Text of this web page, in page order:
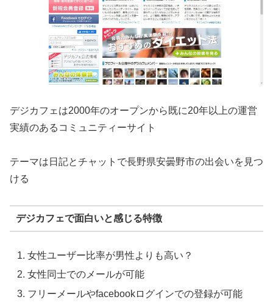
デジカフェは2000年のオープンから既に20年以上の運営
実績のあるコミュニティーサイト
テーマは日記とチャットで長野県安曇野市の出会いを見つ
ける
デジカフェで面白いと感じる特徴
女性ユーザー比率が男性よりも高い？
女性同士でのメールが可能
フリーメールやfacebookログインでの登録が可能